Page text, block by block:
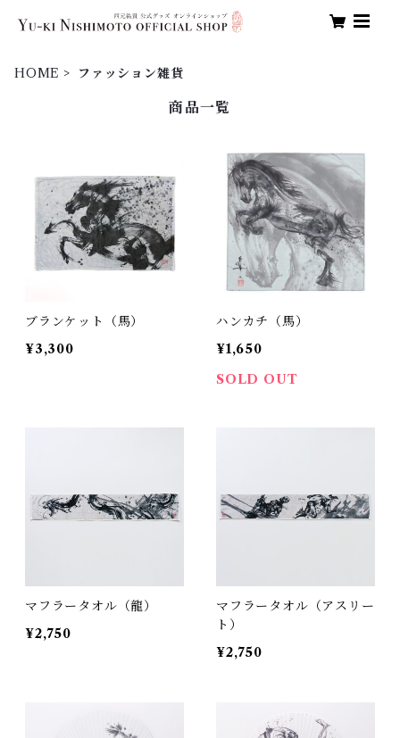
HOME ファッション雑貨
商品一覧
ブランケット（馬）
¥3,300
ハンカチ（馬）
¥1,650
SOLD OUT
マフラータオル（龍）
¥2,750
マフラータオル（アスリー
ト）
¥2,750